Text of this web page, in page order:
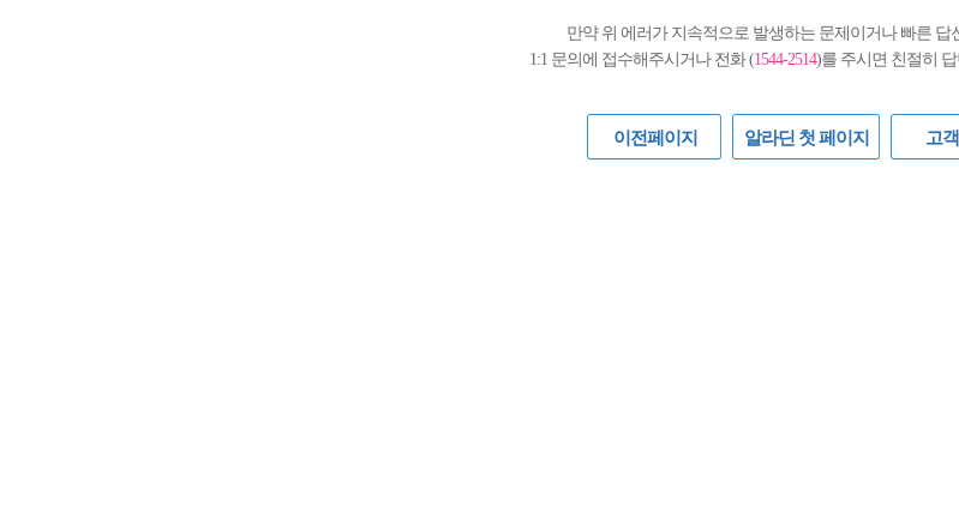
만약 위 에러가 지속적으로 발생하는 문제이거나 빠른 답
1:1 문의에 접수해주시거나 전화 (1544-2514)를 주시면 친절히
이전페이지 알라딘 첫 페이지 고